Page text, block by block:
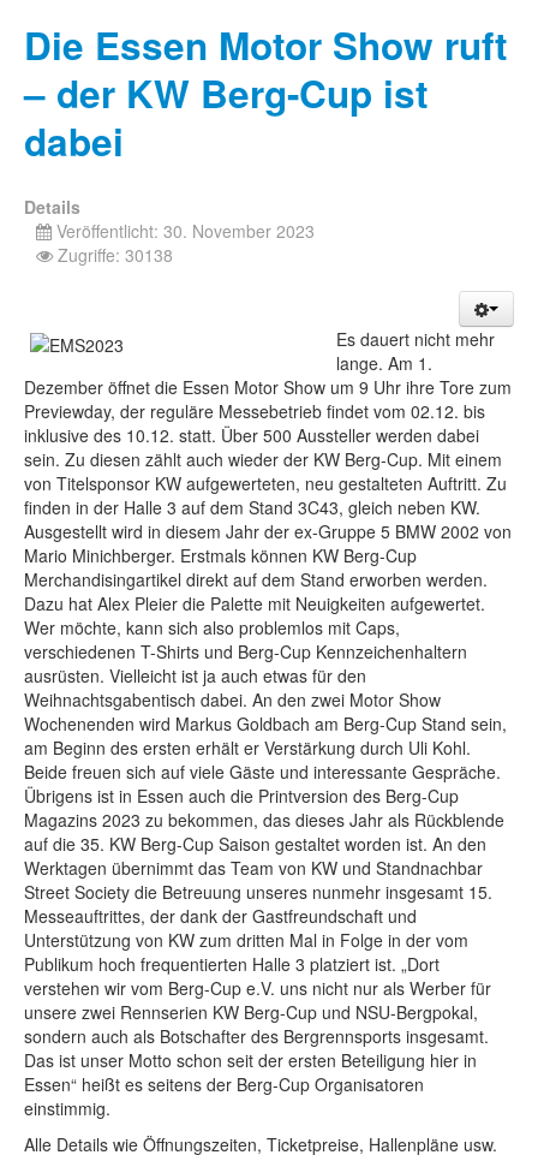
Die Essen Motor Show ruft
– der KW Berg-Cup ist
dabei
Details
Veröffentlicht: 30. November 2023
Zugriffe: 30138
Es dauert nicht mehr
lange. Am 1.
Dezember öffnet die Essen Motor Show um 9 Uhr ihre Tore zum
Previewday, der reguläre Messebetrieb findet vom 02.12. bis
inklusive des 10.12. statt. Über 500 Aussteller werden dabei
sein. Zu diesen zählt auch wieder der KW Berg-Cup. Mit einem
von Titelsponsor KW aufgewerteten, neu gestalteten Auftritt. Zu
finden in der Halle 3 auf dem Stand 3C43, gleich neben KW.
Ausgestellt wird in diesem Jahr der ex-Gruppe 5 BMW 2002 von
Mario Minichberger. Erstmals können KW Berg-Cup
Merchandisingartikel direkt auf dem Stand erworben werden.
Dazu hat Alex Pleier die Palette mit Neuigkeiten aufgewertet.
Wer möchte, kann sich also problemlos mit Caps,
verschiedenen T-Shirts und Berg-Cup Kennzeichenhaltern
ausrüsten. Vielleicht ist ja auch etwas für den
Weihnachtsgabentisch dabei. An den zwei Motor Show
Wochenenden wird Markus Goldbach am Berg-Cup Stand sein,
am Beginn des ersten erhält er Verstärkung durch Uli Kohl.
Beide freuen sich auf viele Gäste und interessante Gespräche.
Übrigens ist in Essen auch die Printversion des Berg-Cup
Magazins 2023 zu bekommen, das dieses Jahr als Rückblende
auf die 35. KW Berg-Cup Saison gestaltet worden ist. An den
Werktagen übernimmt das Team von KW und Standnachbar
Street Society die Betreuung unseres nunmehr insgesamt 15.
Messeauftrittes, der dank der Gastfreundschaft und
Unterstützung von KW zum dritten Mal in Folge in der vom
Publikum hoch frequentierten Halle 3 platziert ist. „Dort
verstehen wir vom Berg-Cup e.V. uns nicht nur als Werber für
unsere zwei Rennserien KW Berg-Cup und NSU-Bergpokal,
sondern auch als Botschafter des Bergrennsports insgesamt.
Das ist unser Motto schon seit der ersten Beteiligung hier in
Essen“ heißt es seitens der Berg-Cup Organisatoren
einstimmig.
Alle Details wie Öffnungszeiten, Ticketpreise, Hallenpläne usw.